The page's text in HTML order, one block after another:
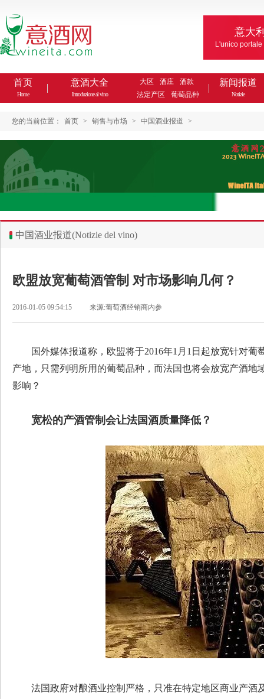
意大
L'unico
首页
Home
意酒大全
Introduzione al vino
大区 酒庄
酒款
法定产区
葡萄品种
新闻报道
Notizie
您的当前位置： 首页 > 销售与市场 > 中国酒业报道 >
中国酒业报道(Notizie del vino)
欧盟放宽葡萄酒管制 对市场影响几何？
2016-01-05 09:54:15 来源:葡萄酒经销商内参
国外媒体报道称，欧盟将于2016年1月1日起放宽针对葡
产地，只需列明所用的葡萄品种，而法国也将会放宽产酒地
影响？
宽松的产酒管制会让法国酒质量降低？
法国政府对酿酒业控制严格，只准在特定地区商业产酒